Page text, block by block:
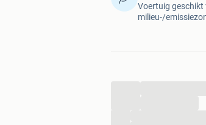
Voertuig geschikt
milieu-/